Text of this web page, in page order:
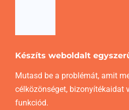
Készíts weboldalt
Mutasd be a problémát, amit
célközönséget, bizonyítékaidat
funkciód.